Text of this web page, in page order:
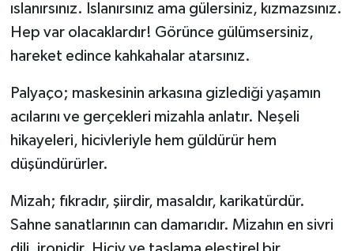
ıslanırsınız. Islanırsınız ama gülersiniz, kızmazsınız.
Hep var olacaklardır! Görünce gülümsersiniz,
hareket edince kahkahalar atarsınız.
Palyaço; maskesinin arkasına gizlediği yaşamın
acılarını ve gerçekleri mizahla anlatır. Neşeli
hikayeleri, hicivleriyle hem güldürür hem
düşündürürler.
Mizah; fıkradır, şiirdir, masaldır, karikatürdür.
Sahne sanatlarının can damarıdır. Mizahın en sivri